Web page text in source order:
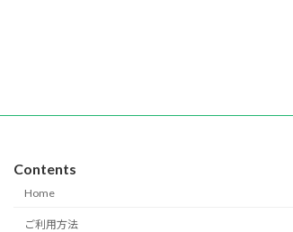
Contents
Home
ご利用方法